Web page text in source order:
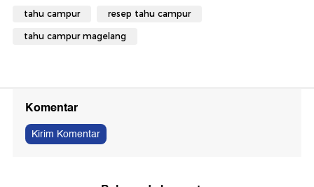
tahu campur resep tahu campur
tahu campur magelang
Komentar
Kirim Komentar